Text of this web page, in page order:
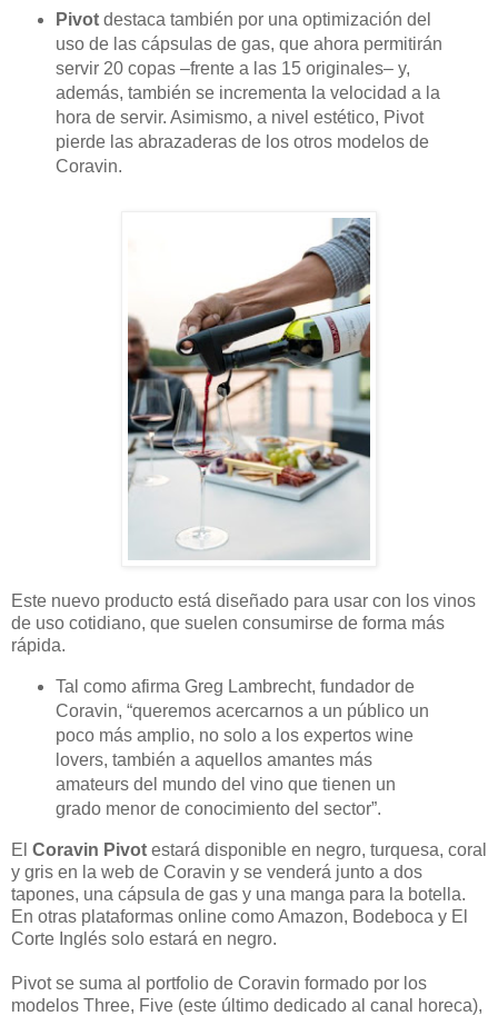
Pivotdestaca también por una optimización del
uso de las cápsulas de gas, que ahora permitirán
servir 20 copas –frente a las 15 originales– y,
además, también se incrementa la velocidad a la
hora de servir. Asimismo, a nivel estético, Pivot
pierde las abrazaderas de los otros modelos de
Coravin.
Este nuevo producto está diseñado para usar con los vinos
de uso cotidiano, que suelen consumirse de forma más
rápida.
Tal como afirma Greg Lambrecht, fundador de
Coravin, “queremos acercarnos a un público un
poco más amplio, no solo a los expertos wine
lovers, también a aquellos amantes más
amateurs del mundo del vino que tienen un
grado menor de conocimiento del sector”.
El Coravin Pivot estará disponible en negro, turquesa, coral
y gris en la web de Coravin y se venderá junto a dos
tapones, una cápsula de gas y una manga para la botella.
En otras plataformas online como Amazon, Bodeboca y El
Corte Inglés solo estará en negro.
Pivot se suma al portfolio de Coravin formado por los
modelos Three, Five (este último dedicado al canal horeca),